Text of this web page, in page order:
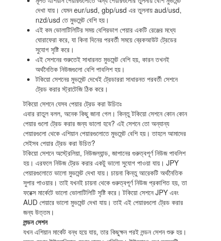
দেখা যায়। যেমন eur/usd, gbp/usd এর তুলনায় aud/usd,
nzd/usd তে মুভমেন্ট বেশি হয়।
এই কম ভোলাটিলিটির সময় বেশিরভাগ পেয়ার একটি রেঞ্জের মধ্যে
ঘোরাফেরা করে, যা কিনা দিনের পরবর্তী সময়ে ব্রেকআউট ট্রেডের
সুযোগ সৃষ্টি করে।
এই সেশনের শুরুতেই সাধারনত মুভমেন্ট বেশি হয়, কারন তখনই
অর্থনৈতিক নিউজগুলো বেশি পাবলিশ হয়।
টকিয়ো সেশনের মুভমেন্ট দেখেই ট্রেডাররা সাধারনত পরবর্তী সেশনে
ট্রেড করার স্ট্রাটেজি ঠিক করে।
টকিয়ো সেশনে যেসব পেয়ার ট্রেড করা উচিতঃ
এবার রাতুল বলল, অনেক কিছু জানা গেল। কিন্তু টকিয়ো সেশনে কোন কোন
পেয়ার গুলো ট্রেড করার জন্য ভালো হবে? এই সেশনে তো অন্যান্য
পেয়ারগুলো থেকে এশিয়ান পেয়ারগুলোতে মুভমেন্ট বেশি হয়। তাহলে আমাদের
সেইসব পেয়ার ট্রেড করা উচিত?
টকিয়ো সেশনে অস্ট্রেলিয়া, নিউজল্যান্ড, জাপানের গুরুত্বপূর্ণ নিউজ পাবলিশ
হয়। এরফলে নিউজ ট্রেড করার একটু ভালো সুযোগ পাওয়া যায়। JPY
পেয়ারগুলোতে ভালো মুভমেন্ট দেখা যায়। চায়না কিন্তু আরেকটি অর্থনৈতিক
সুপার পাওয়ার। তাই যখনই চায়না থেকে গুরুত্বপূর্ণ নিউজ প্রকাশিত হয়, তা
ফরেক্স মার্কেটে ভালো ভোলাটিলিটি সৃষ্টি করে। টকিয়ো সেশনে JPY এবং
AUD পেয়ারে ভালো মুভমেন্ট দেখা যায়। তাই এই পেয়ারগুলো ট্রেড করার
জন্য উত্তম।
লন্ডন সেশন
যখন এশিয়ান মার্কেট বন্ধ হয়ে যায়, তার কিছুক্ষন পরই লন্ডন সেশন শুরু হয়।